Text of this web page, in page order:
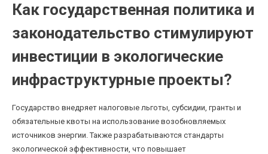
Как государственная политика и
законодательство стимулируют
инвестиции в экологические
инфраструктурные проекты?
Государство внедряет налоговые льготы, субсидии, гранты и
обязательные квоты на использование возобновляемых
источников энергии. Также разрабатываются стандарты
экологической эффективности, что повышает